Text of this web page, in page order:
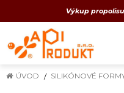
Výkup
ÚVOD SILIKÓNOVÉ